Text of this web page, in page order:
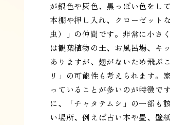
が銀色や灰色、黒っぽい色をし
本棚や押し入れ、クローゼット
虫）」の仲間です。非常に小さ
は観葉植物の土、お風呂場、キ
ありますが、翅がないため飛ぶ
リ」の可能性も考えられます。
っていることが多いのが特徴で
に、「チャタテムシ」の一部も
い場所、例えば古い本や畳、壁